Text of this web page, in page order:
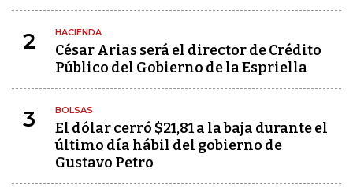
2 HACIENDA
César Arias será el director de Crédito
Público del Gobierno de la Espriella
3 BOLSAS
El dólar cerró $21,81 a la baja durante el
último día hábil del gobierno de
Gustavo Petro